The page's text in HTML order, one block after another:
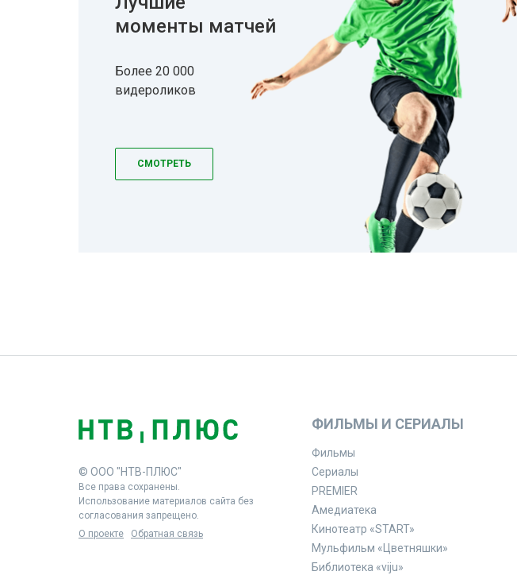
моменты матчей
Более 20 000
видероликов
СМОТРЕТЬ
© ООО "НТВ-ПЛЮС"
Все права сохранены.
Использование материалов сайта без
согласования запрещено.
О проекте
Обратная связь
ФИЛЬМЫ И СЕРИАЛЫ
Фильмы
Сериалы
PREMIER
Амедиатека
Кинотеатр «START»
Мульфильм «Цветняшки»
Библиотека «viju»